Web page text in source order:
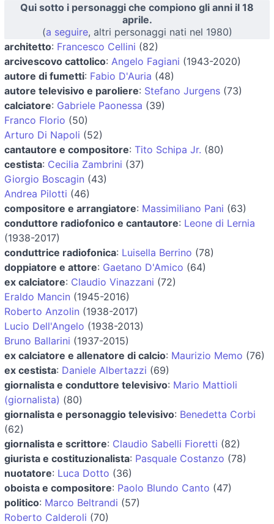
Qui sotto i personaggi che compiono gli anni il 18
aprile.
(a seguire, altri personaggi nati nel 1980)
architetto: Francesco Cellini (82)
arcivescovo cattolico: Angelo Fagiani (1943-2020)
autore di fumetti: Fabio D'Auria (48)
autore televisivo e paroliere: Stefano Jurgens (73)
calciatore: Gabriele Paonessa (39)
Franco Florio (50)
Arturo Di Napoli (52)
cantautore e compositore: Tito Schipa Jr. (80)
cestista: Cecilia Zambrini (37)
Giorgio Boscagin (43)
Andrea Pilotti (46)
compositore e arrangiatore: Massimiliano Pani (63)
conduttore radiofonico e cantautore: Leone di Lernia
(1938-2017)
conduttrice radiofonica: Luisella Berrino (78)
doppiatore e attore: Gaetano D'Amico (64)
ex calciatore: Claudio Vinazzani (72)
Eraldo Mancin (1945-2016)
Roberto Anzolin (1938-2017)
Lucio Dell'Angelo (1938-2013)
Bruno Ballarini (1937-2015)
ex calciatore e allenatore di calcio: Maurizio Memo (76)
ex cestista: Daniele Albertazzi (69)
giornalista e conduttore televisivo: Mario Mattioli
(giornalista) (80)
giornalista e personaggio televisivo: Benedetta Corbi
(62)
giornalista e scrittore: Claudio Sabelli Fioretti (82)
giurista e costituzionalista: Pasquale Costanzo (78)
nuotatore: Luca Dotto (36)
oboista e compositore: Paolo Blundo Canto (47)
politico: Marco Beltrandi (57)
Roberto Calderoli (70)